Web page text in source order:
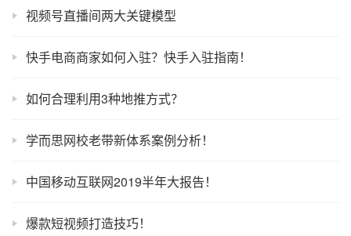
视频号直播间两大关键模型
快手电商商家如何入驻？快手入驻指南！
如何合理利用3种地推方式？
学而思网校老带新体系案例分析！
中国移动互联网2019半年大报告！
爆款短视频打造技巧！